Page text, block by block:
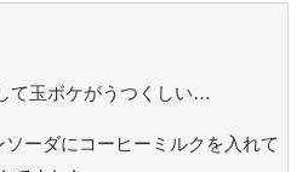
て玉ボケがうつくしい…
ーダにコーヒーミルクを入れて